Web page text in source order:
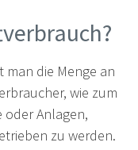
die Menge an
wie zum
oder Anlagen,
zu werden.